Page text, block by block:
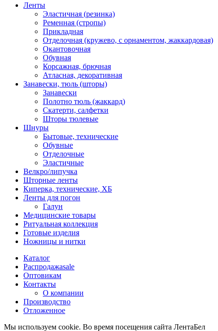
Ленты
Эластичная (резинка)
Ременная (стропы)
Прикладная
Отделочная (кружево, с орнаментом, жаккардовая)
Окантовочная
Обувная
Корсажная, брючная
Атласная, декоративная
Занавески, тюль (шторы)
Занавески
Полотно тюль (жаккард)
Скатерти, салфетки
Шторы тюлевые
Шнуры
Бытовые, технические
Обувные
Отделочные
Эластичные
Велкро/липучка
Шторные ленты
Киперка, технические, ХБ
Ленты для погон
Галун
Медицинские товары
Ритуальная коллекция
Готовые изделия
Ножницы и нитки
Каталог
Распродажаsale
Оптовикам
Контакты
О компании
Производство
Отложенное
Мы используем cookie. Во время посещения сайта ЛентаБел